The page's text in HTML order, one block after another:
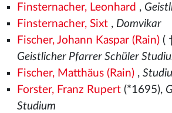
Finsternacher, Leonhard ,
Finsternacher, Sixt, Domvikar
Fischer, Johann Kaspar (Rain)(
Geistlicher Pfarrer Schüler
Fischer, Matthäus (Rain),
Forster, Franz Rupert(*1695),
Studium